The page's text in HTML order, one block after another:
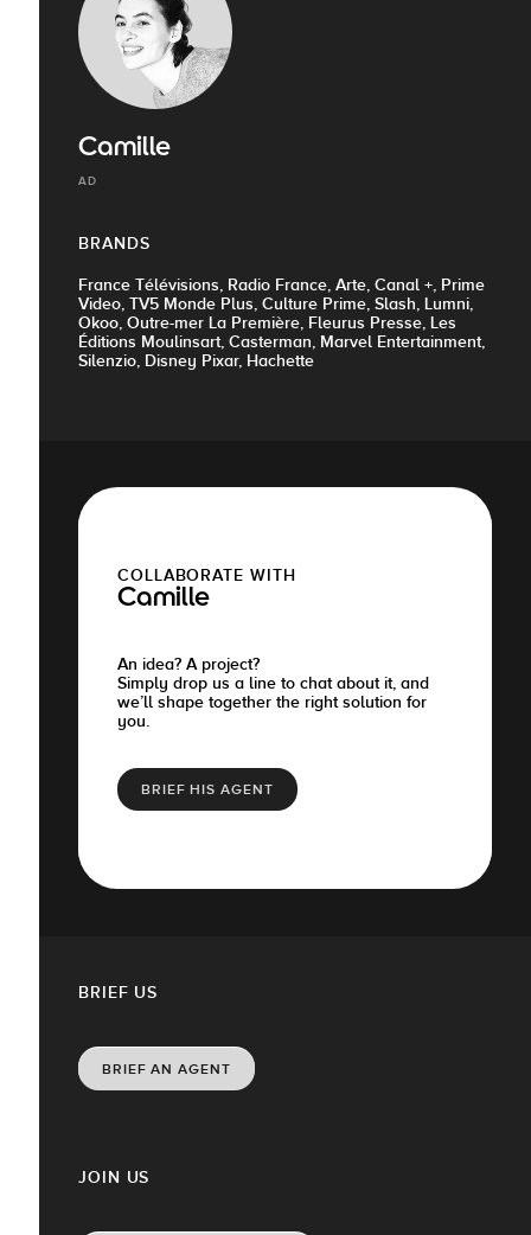
Camille
AD
BRANDS
France Télévisions, Radio France, Arte, Canal +, Prime
Video, TV5 Monde Plus, Culture Prime, Slash, Lumni,
Okoo, Outre-mer La Première, Fleurus Presse, Les
Éditions Moulinsart, Casterman, Marvel Entertainment,
Silenzio, Disney Pixar, Hachette
COLLABORATE WITH
Camille
An idea? A project?
Simply drop us a line to chat about it, and
we’ll shape together the right solution for
you.
BRIEF HIS AGENT
JOIN US
BRIEF US
BRIEF AN AGENT